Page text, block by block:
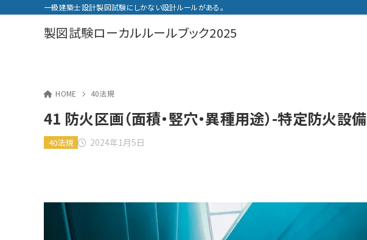
製図試験ローカルルールブック2025
一級建築士設計製図試験にしかない設計ルールがある。
HOME 40法規
41 防火区画（面積・竪穴・異種用途）-特定防火設備
2024年1月5日
40法規